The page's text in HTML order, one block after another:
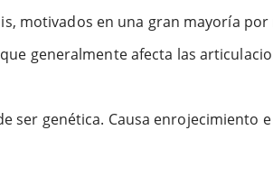
motivados en una gran mayoría
generalmente afecta las
ser genética. Causa enrojecimiento